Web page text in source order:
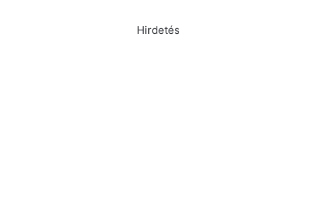
Hirdetés